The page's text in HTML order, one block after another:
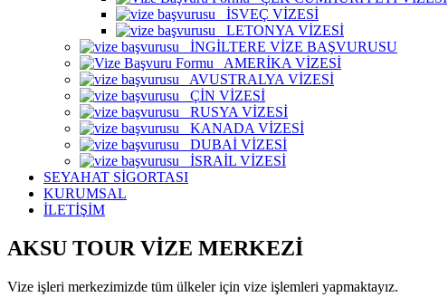
İSVEÇ VİZESİ
LETONYA VİZESİ
İNGİLTERE VİZE BAŞVURUSU
AMERİKA VİZESİ
AVUSTRALYA VİZESİ
ÇİN VİZESİ
RUSYA VİZESİ
KANADA VİZESİ
DUBAİ VİZESİ
İSRAİL VİZESİ
SEYAHAT SİGORTASI
KURUMSAL
İLETİŞİM
AKSU TOUR VİZE MERKEZİ
Vize işleri merkezimizde tüm ülkeler için vize işlemleri yapmaktayız.